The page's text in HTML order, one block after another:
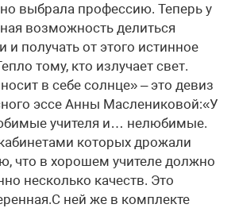
выбрала профессию. Теперь у
возможность делиться
получать от этого истинное
тому, кто излучает свет.
в себе солнце» – это девиз
эссе Анны Маслениковой:«У
учителя и… нелюбимые.
которых дрожали
что в хорошем учителе должно
несколько качеств. Это
ней же в комплекте